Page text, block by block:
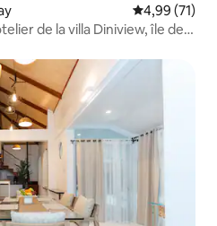
Note
4,99 (71)
de la villa Diniview, île de